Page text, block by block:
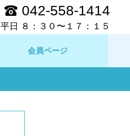
042-558-1414
平日 ８：３０〜１７：１５
会員ページ